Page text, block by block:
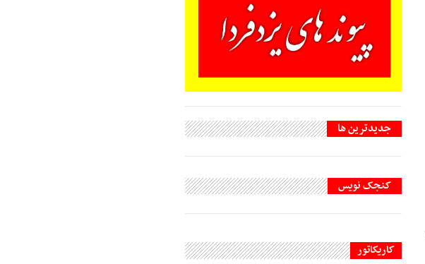
جديدترين ها
کنجک نویس
کاریکاتور